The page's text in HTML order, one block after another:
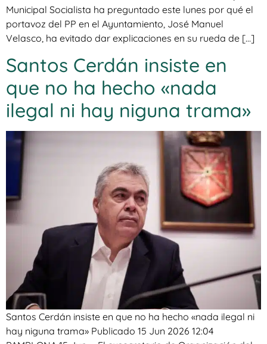
Municipal Socialista ha preguntado este lunes por qué el
portavoz del PP en el Ayuntamiento, José Manuel
Velasco, ha evitado dar explicaciones en su rueda de […]
Santos Cerdán insiste en
que no ha hecho «nada
ilegal ni hay niguna trama»
Santos Cerdán insiste en que no ha hecho «nada ilegal ni
hay niguna trama» Publicado 15 Jun 2026 12:04